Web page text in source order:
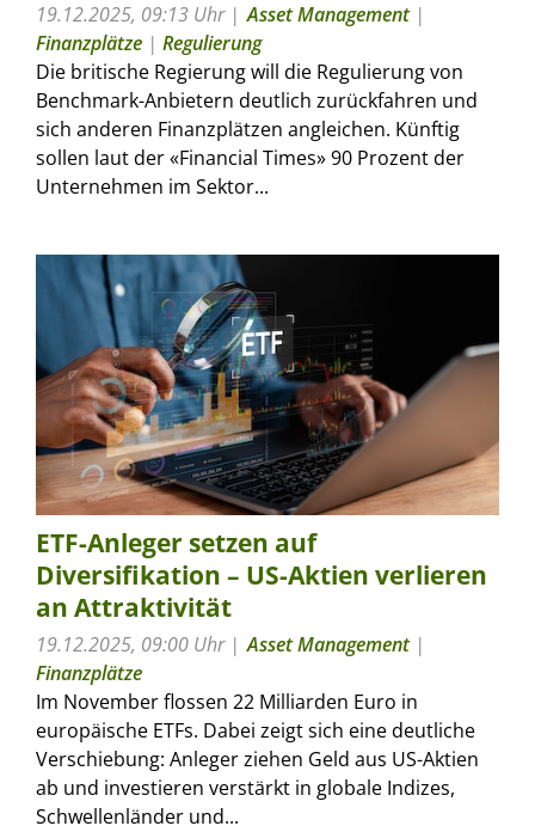
19.12.2025, 09:13 Uhr Asset Management|
Finanzplätze | Regulierung
Die britische Regierung will die Regulierung von
Benchmark-Anbietern deutlich zurückfahren und
sich anderen Finanzplätzen angleichen. Künftig
sollen laut der «Financial Times» 90 Prozent der
Unternehmen im Sektor...
ETF-Anleger setzen auf
Diversifikation – US-Aktien verlieren
an Attraktivität
19.12.2025, 09:00 Uhr Asset Management|
Finanzplätze
Im November flossen 22 Milliarden Euro in
europäische ETFs. Dabei zeigt sich eine deutliche
Verschiebung: Anleger ziehen Geld aus US-Aktien
ab und investieren verstärkt in globale Indizes,
Schwellenländer und...